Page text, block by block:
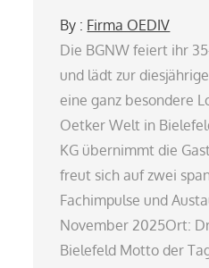
By : Firma OEDIV
Die BGNW feiert ihr
und lädt zur
eine ganz besondere
Oetker Welt in
KG übernimmt die
freut sich auf zwei
Fachimpulse und
November 2025Ort:
Bielefeld Motto der